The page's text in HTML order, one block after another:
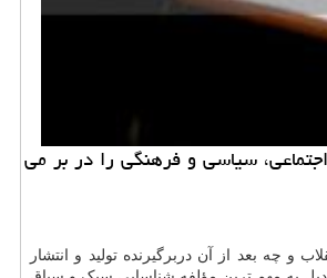
سیاسی و فرهنگی را در بر می
چه بعد از آن دربرگیرنده تولید و انتشار